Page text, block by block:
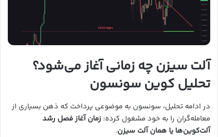
آلت سیزن چه زمانی آغاز می‌شود؟
تحلیل کوین سونسون
در ادامه تحلیل، سونسون به موضوعی پرداخت که ذهن بسیاری از
معامله‌گران را به خود مشغول کرده: زمان آغاز فصل رشد
آلت‌کوین‌ها یا همان آلت سیزن.